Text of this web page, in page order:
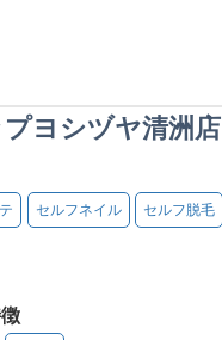
ヨシヅヤ清洲店
セルフネイル セルフ脱毛